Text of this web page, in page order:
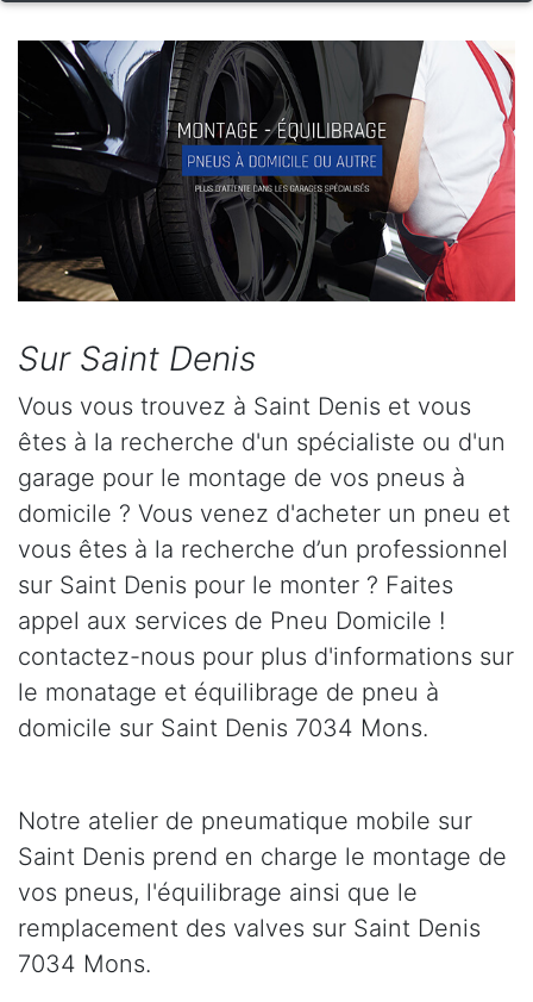
Sur Saint Denis
Vous vous trouvez à Saint Denis et vous
êtes à la recherche d'un spécialiste ou d'un
garage pour le montage de vos pneus à
domicile ? Vous venez d'acheter un pneu et
vous êtes à la recherche d’un professionnel
sur Saint Denis pour le monter ? Faites
appel aux services de Pneu Domicile !
contactez-nous pour plus d'informations sur
le monatage et équilibrage de pneu à
domicile sur Saint Denis 7034 Mons.
Notre atelier de pneumatique mobile sur
Saint Denis prend en charge le montage de
vos pneus, l'équilibrage ainsi que le
remplacement des valves sur Saint Denis
7034 Mons.